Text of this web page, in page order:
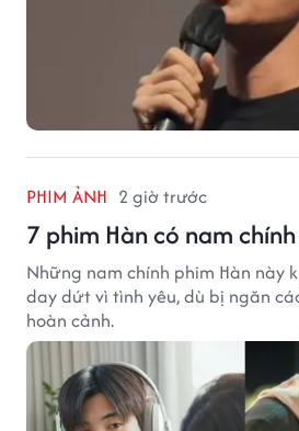
PHIM ẢNH 2 giờ trước
7 phim Hàn có nam
Những nam chính phim Hàn này
day dứt vì tình yêu, dù bị ngăn
hoàn cảnh.